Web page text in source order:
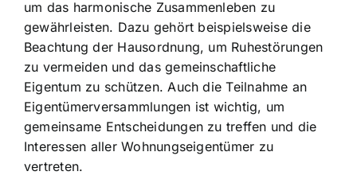
um das harmonische Zusammenleben zu
gewährleisten. Dazu gehört beispielsweise die
Beachtung der Hausordnung, um Ruhestörungen
zu vermeiden und das gemeinschaftliche
Eigentum zu schützen. Auch die Teilnahme an
Eigentümerversammlungen ist wichtig, um
gemeinsame Entscheidungen zu treffen und die
Interessen aller Wohnungseigentümer zu
vertreten.